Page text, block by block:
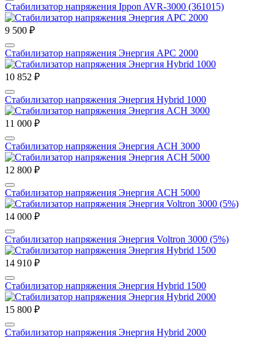
Стабилизатор напряжения Ippon AVR-3000 (361015)
9 500 ₽
Стабилизатор напряжения Энергия APC 2000
10 852 ₽
Стабилизатор напряжения Энергия Hybrid 1000
11 000 ₽
Стабилизатор напряжения Энергия ACH 3000
12 800 ₽
Стабилизатор напряжения Энергия ACH 5000
14 000 ₽
Стабилизатор напряжения Энергия Voltron 3000 (5%)
14 910 ₽
Стабилизатор напряжения Энергия Hybrid 1500
15 800 ₽
Стабилизатор напряжения Энергия Hybrid 2000